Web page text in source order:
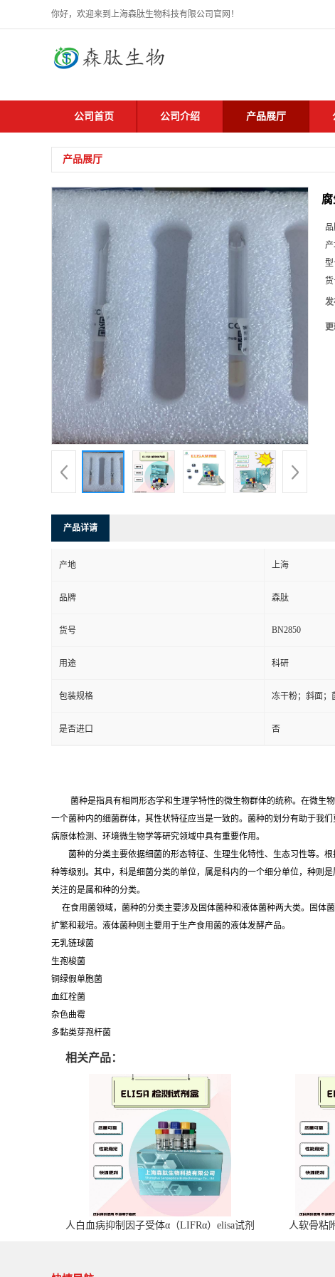
你好，欢迎来到上海森肽生物科技有限公司官网！
公司首页 公司介绍 产品展厅
产品展厅
品
产
型
货
发
更
产品详请
产地 上海
品牌 森肽
货号 BN2850
用途 科研
包装规格 冻干粉；斜面；
是否进口 否
菌种是指具有相同形态学和生理学特性的微生物群体的统称。在微生物
一个菌种内的细菌群体，其性状特征应当是一致的。菌种的划分有助于我
病原体检测、环境微生物学等研究领域中具有重要作用。
菌种的分类主要依据细菌的形态特征、生理生化特性、生态习性等。根
种等级别。其中，科是细菌分类的单位，属是科内的一个细分单位，种则
关注的是属和种的分类。
在食用菌领域，菌种的分类主要涉及固体菌种和液体菌种两大类。固体
扩繁和栽培。液体菌种则主要用于生产食用菌的液体发酵产品。
无乳链球菌
生孢梭菌
铜绿假单胞菌
血红栓菌
杂色曲霉
多黏类芽孢杆菌
相关产品：
人白血病抑制因子受体α（LIFRα）elisa试剂
人软骨粘